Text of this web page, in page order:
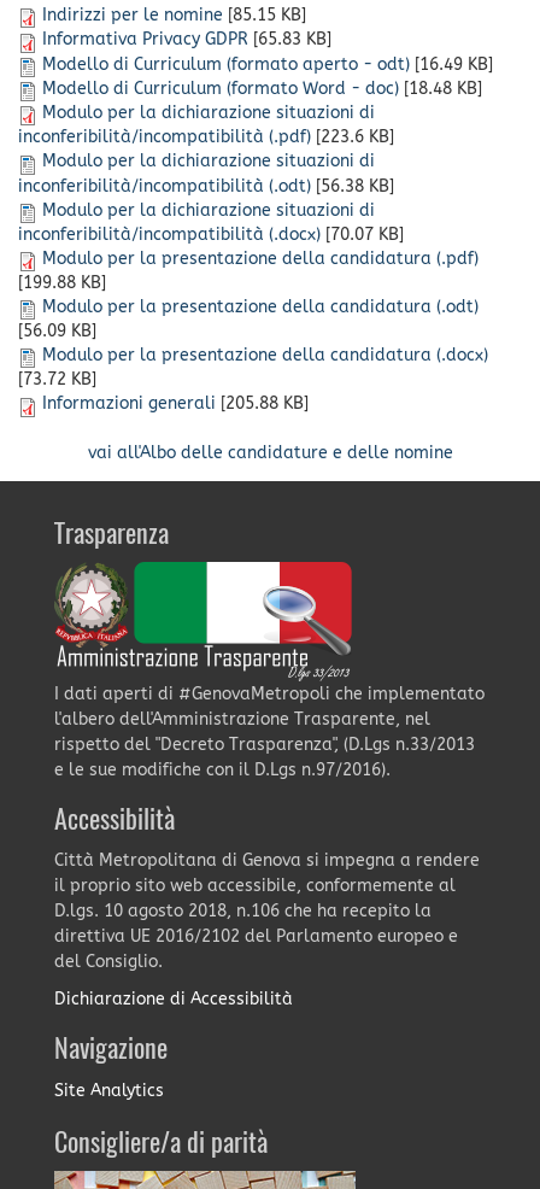
Indirizzi per le nomine [85.15 KB]
Informativa Privacy GDPR [65.83 KB]
Modello di Curriculum (formato aperto - odt) [16.49 KB]
Modello di Curriculum (formato Word - doc) [18.48 KB]
Modulo per la dichiarazione situazioni di
inconferibilità/incompatibilità (.pdf) [223.6 KB]
Modulo per la dichiarazione situazioni di
inconferibilità/incompatibilità (.odt) [56.38 KB]
Modulo per la dichiarazione situazioni di
inconferibilità/incompatibilità (.docx) [70.07 KB]
Modulo per la presentazione della candidatura (.pdf)
[199.88 KB]
Modulo per la presentazione della candidatura (.odt)
[56.09 KB]
Modulo per la presentazione della candidatura (.docx)
[73.72 KB]
Informazioni generali [205.88 KB]
vai all'Albo delle candidature e delle nomine
Trasparenza
I dati aperti di #GenovaMetropoli che implementato
l'albero dell'Amministrazione Trasparente, nel
rispetto del "Decreto Trasparenza", (D.Lgs n.33/2013
e le sue modifiche con il D.Lgs n.97/2016).
Accessibilità
Città Metropolitana di Genova si impegna a rendere
il proprio sito web accessibile, conformemente al
D.lgs. 10 agosto 2018, n.106 che ha recepito la
direttiva UE 2016/2102 del Parlamento europeo e
del Consiglio.
Dichiarazione di Accessibilità
Navigazione
Site Analytics
Consigliere/a di parità